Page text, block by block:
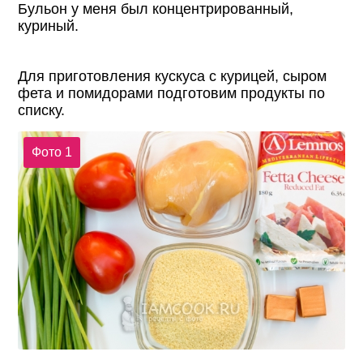
Бульон у меня был концентрированный,
куриный.
Для приготовления кускуса с курицей, сыром
фета и помидорами подготовим продукты по
списку.
Фото 1